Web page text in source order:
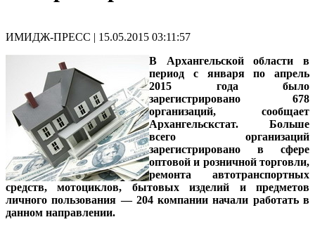
ИМИДЖ-ПРЕСС | 15.05.2015 03:11:57
В Архангельской области в
период с января по апрель
2015 года было
зарегистрировано 678
организаций, сообщает
Архангельскстат. Больше
всего организаций
зарегистрировано в сфере
оптовой и розничной торговли,
ремонта автотранспортных
средств, мотоциклов, бытовых изделий и предметов
личного пользования — 204 компании начали работать в
данном направлении.